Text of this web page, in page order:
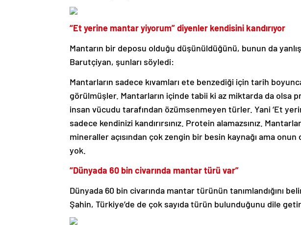
“Et yerine mantar yiyorum” diyenler kendisini kandırıyor
Mantarın bir deposu olduğu düşünüldüğünü, bunun da
Barutçiyan, şunları söyledi:
Mantarların sadece kıvamları ete benzediği için tarih
görülmüşler. Mantarların içinde tabii ki az miktarda da olsa
insan vücudu tarafından özümsenmeyen türler. Yani ‘Et
sadece kendinizi kandırırsınız. Protein alamazsınız.
mineraller açısından çok zengin bir besin kaynağı ama
yok.
“Dünyada 60 bin civarında mantar türü var”
Dünyada 60 bin civarında mantar türünün tanımlandığını
Şahin, Türkiye’de de çok sayıda türün bulunduğunu dile